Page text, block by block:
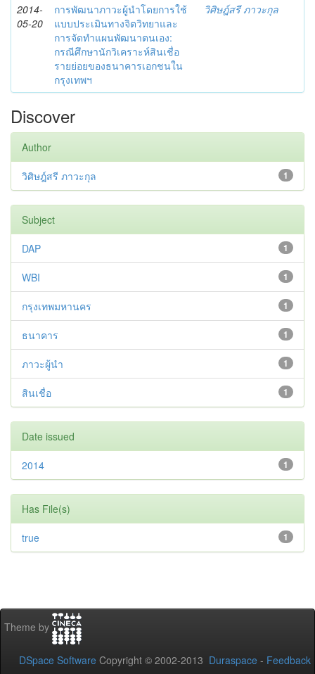
2014-
05-20
การพัฒนาภาวะผู้นำโดยการใช้
แบบประเมินทางจิตวิทยาและ
การจัดทำแผนพัฒนาตนเอง:
กรณีศึกษานักวิเคราะห์สินเชื่อ
รายย่อยของธนาคารเอกชนใน
กรุงเทพฯ
วิศิษฎ์สรี ภาวะกุล
Discover
Author
1
วิศิษฎ์สรี ภาวะกุล
Subject
1
DAP
1
WBI
1
กรุงเทพมหานคร
1
ธนาคาร
1
ภาวะผู้นำ
1
สินเชื่อ
Date issued
1
2014
Has File(s)
1
true
Theme by
DSpace Software Copyright © 2002-2013 Duraspace - Feedback